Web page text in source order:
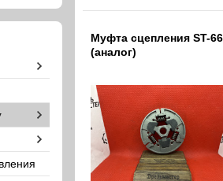
Муфта сцепления ST-
(аналог)